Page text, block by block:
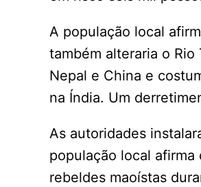
A população local
também alteraria o
Nepal e China e
na Índia. Um
As autoridades
população local
rebeldes maoístas